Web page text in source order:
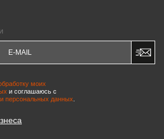
моих
и соглашаюсь c
персональных данных